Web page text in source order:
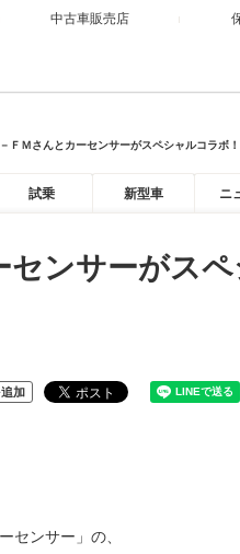
中古車販売店
ＦＭさんとカーセンサーがスペシャルコラボ！
試乗 新型車 ニ
ンサーがスペ
加
センサー」の、